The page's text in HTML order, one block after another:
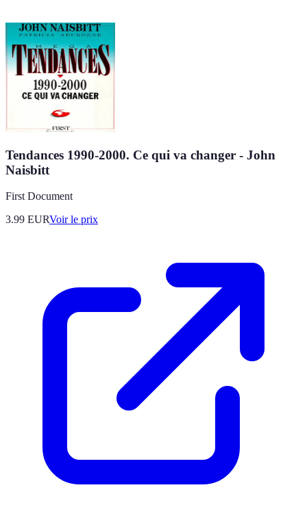
Tendances 1990-2000. Ce qui va changer - John
Naisbitt
First Document
3.99 EURVoir le prix